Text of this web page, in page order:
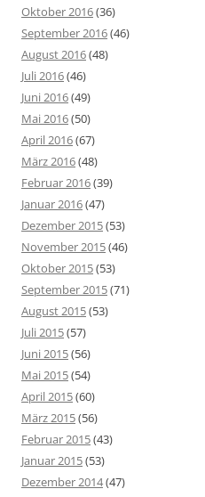
Oktober 2016(36)
September 2016(46)
August 2016(48)
Juli 2016(46)
Juni 2016(49)
Mai 2016(50)
April 2016(67)
März 2016(48)
Februar 2016(39)
Januar 2016(47)
Dezember 2015(53)
November 2015(46)
Oktober 2015(53)
September 2015(71)
August 2015(53)
Juli 2015(57)
Juni 2015(56)
Mai 2015(54)
April 2015(60)
März 2015(56)
Februar 2015(43)
Januar 2015(53)
Dezember 2014(47)